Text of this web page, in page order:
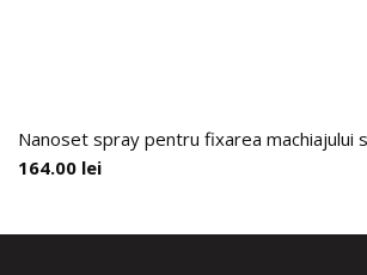
Nanoset spray pentru fixarea
164.00 lei